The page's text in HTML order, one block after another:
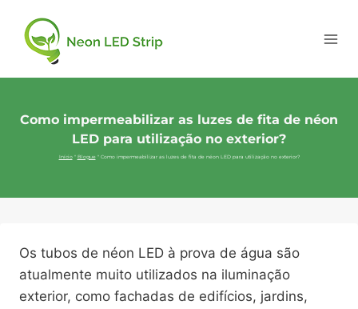
Como impermeabilizar as luzes de fita de néon
LED para utilização no exterior?
Início" Blogue" Como impermeabilizar as luzes de fita de néon LED para utilização no exterior?
Os tubos de néon LED à prova de água são
atualmente muito utilizados na iluminação
exterior, como fachadas de edifícios, jardins,